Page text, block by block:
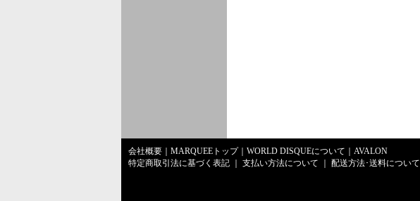
会社概要
MARQUEEトップ｜ WORLD DISQUEについて
AVALON
特定商取引法に基づく表記
支払い方法について 配送方法･送料について